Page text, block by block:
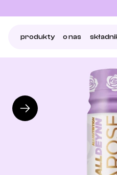
produkty o nas